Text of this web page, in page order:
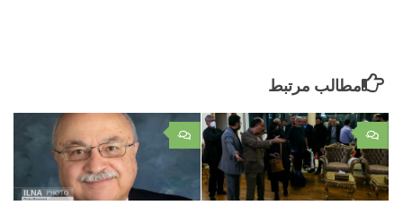
مطالب مرتبط
۰ ۰